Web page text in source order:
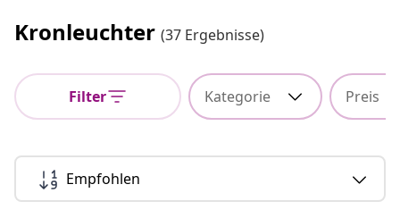
Kronleuchter (37 Ergebnisse)
Filter Kategorie Preis
Empfohlen